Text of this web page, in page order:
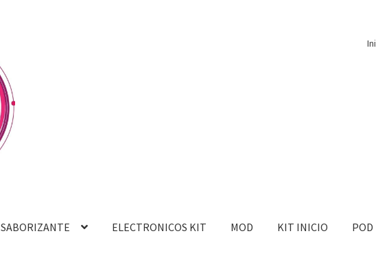
SABORIZANTE ELECTRONICOS KIT MOD KIT INICIO POD